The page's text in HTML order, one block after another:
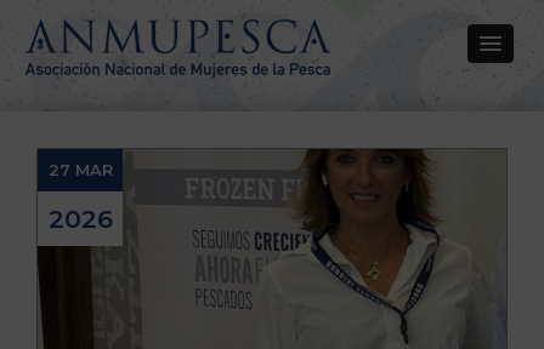
27 MAR
2026